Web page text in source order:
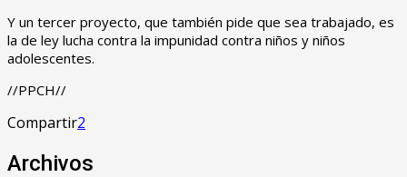
Y un tercer proyecto, que también pide que sea trabajado, es
la de ley lucha contra la impunidad contra niños y niños
adolescentes.
//PPCH//
Compartir2
Archivos